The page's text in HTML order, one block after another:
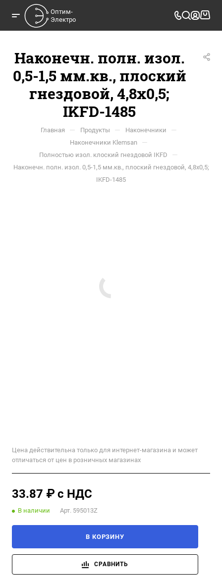
Оптим-
Электро
Наконечн. полн. изол.
0,5-1,5 мм.кв., плоский
гнездовой, 4,8х0,5;
IKFD-1485
Главная — Продукты — Наконечники —
Наконечники Klemsan —
Полностью изол. клоский гнездовой IKFD —
Наконечн. полн. изол. 0,5-1,5 мм.кв., плоский гнездовой, 4,8х0,5;
IKFD-1485
Цена действительна только для интернет-магазина и может
отличаться от цен в розничных магазинах
33.87 ₽ с НДС
В наличии Арт. 595013Z
В КОРЗИНУ
СРАВНИТЬ